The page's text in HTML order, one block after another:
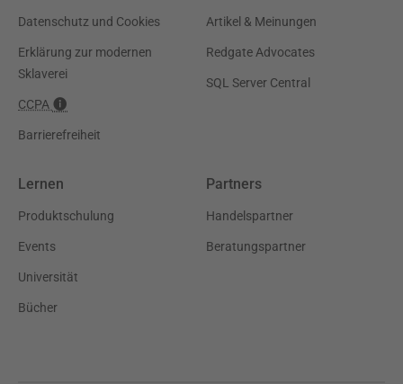
Datenschutz und Cookies
Erklärung zur modernen
Sklaverei
CCPA
Barrierefreiheit
Artikel & Meinungen
Redgate Advocates
SQL Server Central
Lernen
Produktschulung
Events
Universität
Bücher
Partners
Handelspartner
Beratungspartner